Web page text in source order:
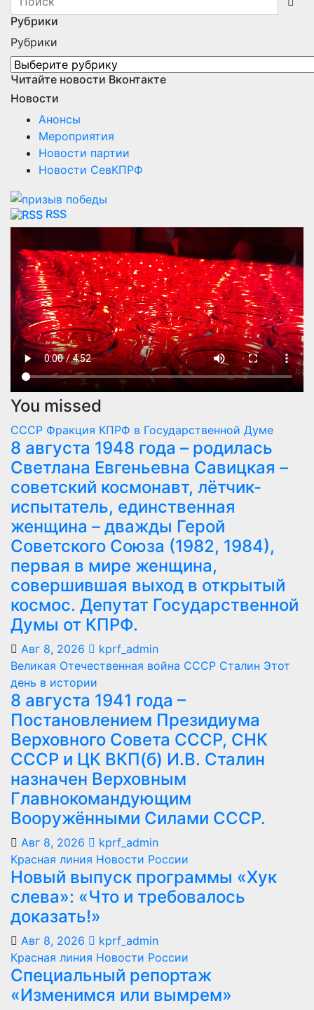
Рубрики
Рубрики
Читайте новости Вконтакте
Новости
Анонсы
Мероприятия
Новости партии
Новости СевКПРФ
RSS
You missed
СССР Фракция КПРФ в Государственной Думе
8 августа 1948 года – родилась
Светлана Евгеньевна Савицкая –
советский космонавт, лётчик-
испытатель, единственная
женщина – дважды Герой
Советского Союза (1982, 1984),
первая в мире женщина,
совершившая выход в открытый
космос. Депутат Государственной
Думы от КПРФ.
Авг 8, 2026
kprf_admin
Великая Отечественная война СССР Сталин Этот
день в истории
8 августа 1941 года –
Постановлением Президиума
Верховного Совета СССР, СНК
СССР и ЦК ВКП(б) И.В. Сталин
назначен Верховным
Главнокомандующим
Вооружёнными Силами СССР.
Авг 8, 2026
kprf_admin
Красная линия Новости России
Новый выпуск программы «Хук
слева»: «Что и требовалось
доказать!»
Авг 8, 2026
kprf_admin
Красная линия Новости России
Специальный репортаж
«Изменимся или вымрем»